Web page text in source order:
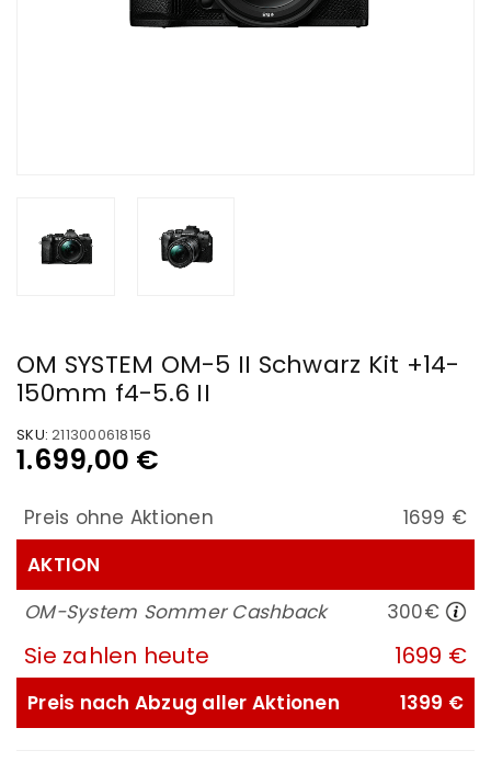
OM SYSTEM OM-5 II Schwarz Kit +14-
150mm f4-5.6 II
SKU: 2113000618156
1.699,00 €
Preis ohne Aktionen
1699 €
AKTION
OM-System Sommer Cashback
300€
Sie zahlen heute 1699 €
Preis nach Abzug aller Aktionen 1399 €